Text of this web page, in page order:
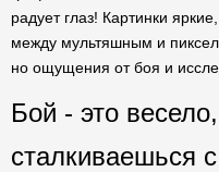
радует глаз! Картинки
между мультяшным и
но ощущения от боя и
Бой - это
сталкиваешься